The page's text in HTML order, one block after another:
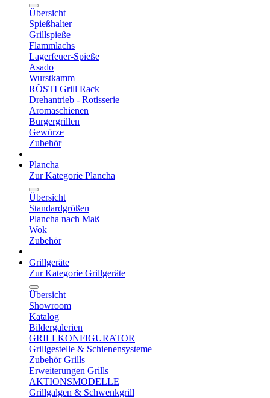
Übersicht
Spießhalter
Grillspieße
Flammlachs
Lagerfeuer-Spieße
Asado
Wurstkamm
RÖSTI Grill Rack
Drehantrieb - Rotisserie
Aromaschienen
Burgergrillen
Gewürze
Zubehör
Plancha
Zur Kategorie Plancha
Übersicht
Standardgrößen
Plancha nach Maß
Wok
Zubehör
Grillgeräte
Zur Kategorie Grillgeräte
Übersicht
Showroom
Katalog
Bildergalerien
GRILLKONFIGURATOR
Grillgestelle & Schienensysteme
Zubehör Grills
Erweiterungen Grills
AKTIONSMODELLE
Grillgalgen & Schwenkgrill